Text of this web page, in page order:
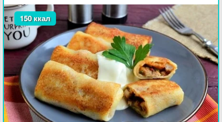
150 ккал